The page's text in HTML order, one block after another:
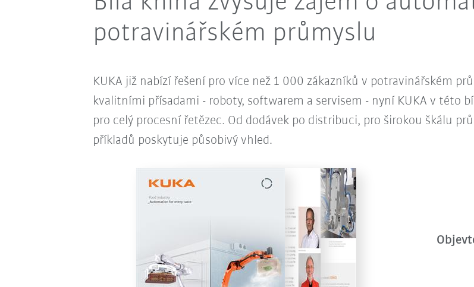
potravinářském průmyslu
KUKA již nabízí řešení pro více než 1 000 zákazníků v potravinářském
kvalitními přísadami - roboty, softwarem a servisem - nyní KUKA v této
pro celý procesní řetězec. Od dodávek po distribuci, pro širokou škálu
příkladů poskytuje působivý vhled.